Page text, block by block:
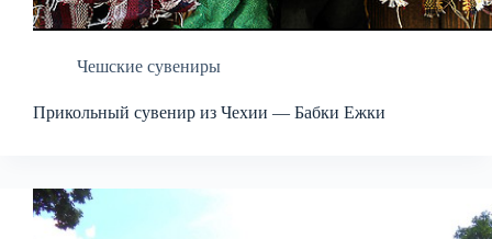
Чешские сувениры
Прикольный сувенир из Чехии — Бабки Ежки